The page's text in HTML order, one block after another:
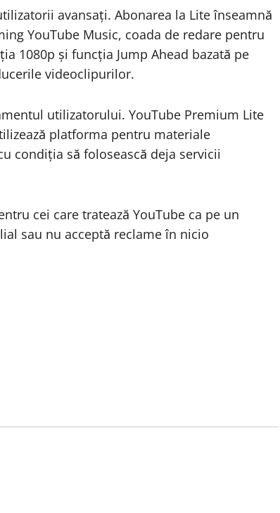
avansați. Abonarea la Lite înseamnă
YouTube Music, coada de redare pentru
1080p și funcția Jump Ahead bazată pe
videoclipurilor.
utilizatorului. YouTube Premium Lite
platforma pentru materiale
condiția să folosească deja servicii
cei care tratează YouTube ca pe un
sau nu acceptă reclame în nicio